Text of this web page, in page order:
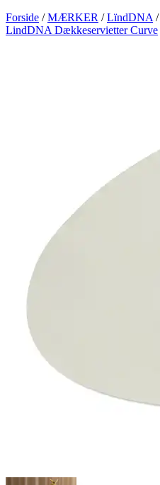
Forside /MÆRKER /LïndDNA /
LindDNA Dækkeservietter Curve